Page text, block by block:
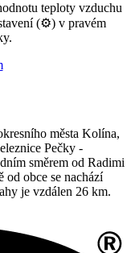
teploty vzduchu
(⚙) v pravém
města Kolína,
Pečky -
směrem od Radimi
od obce se nachází
je vzdálen 26 km.